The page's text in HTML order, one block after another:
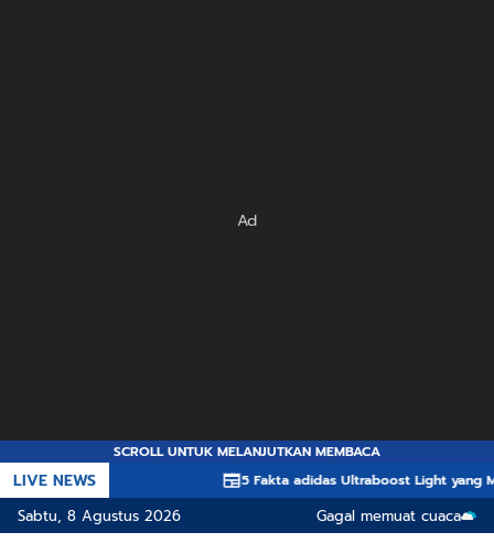
Ad
SCROLL UNTUK MELANJUTKAN MEMBACA
LIVE NEWS 5 Fakta adidas Ultraboost Light yang
Sabtu, 8 Agustus 2026 Gagal memuat cuaca